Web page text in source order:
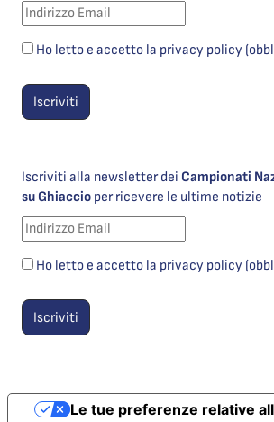
Ho letto e accetto la privacy policy
Iscriviti alla newsletter dei Campionati
su Ghiaccio per ricevere le ultime notizie
Ho letto e accetto la privacy policy
Le tue preferenze relative